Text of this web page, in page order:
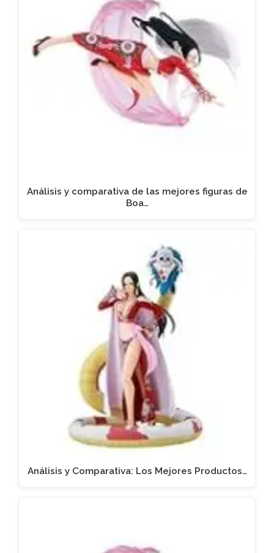
Análisis y comparativa de las mejores figuras de
Boa…
Análisis y Comparativa: Los Mejores Productos…